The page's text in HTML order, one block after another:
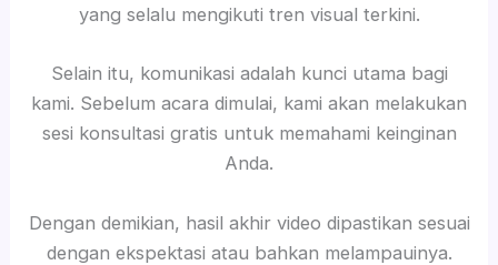
yang selalu mengikuti tren visual terkini.
Selain itu, komunikasi adalah kunci utama bagi
kami. Sebelum acara dimulai, kami akan melakukan
sesi konsultasi gratis untuk memahami keinginan
Anda.
Dengan demikian, hasil akhir video dipastikan sesuai
dengan ekspektasi atau bahkan melampauinya.